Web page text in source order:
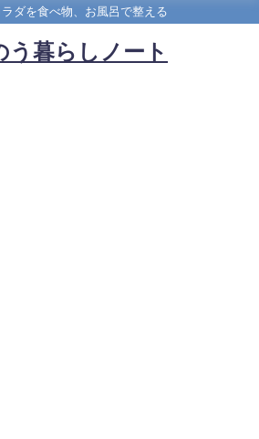
ラダを食べ物、お風呂で整える
う暮らしノート